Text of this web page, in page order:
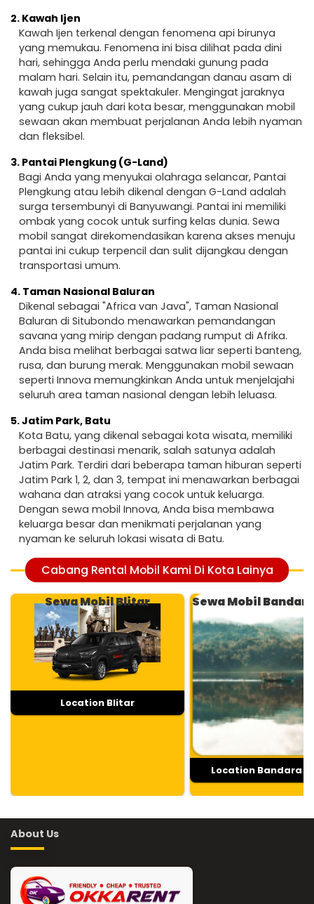
2. Kawah Ijen
Kawah Ijen terkenal dengan fenomena api birunya
yang memukau. Fenomena ini bisa dilihat pada dini
hari, sehingga Anda perlu mendaki gunung pada
malam hari. Selain itu, pemandangan danau asam di
kawah juga sangat spektakuler. Mengingat jaraknya
yang cukup jauh dari kota besar, menggunakan mobil
sewaan akan membuat perjalanan Anda lebih nyaman
dan fleksibel.
3. Pantai Plengkung (G-Land)
Bagi Anda yang menyukai olahraga selancar, Pantai
Plengkung atau lebih dikenal dengan G-Land adalah
surga tersembunyi di Banyuwangi. Pantai ini memiliki
ombak yang cocok untuk surfing kelas dunia. Sewa
mobil sangat direkomendasikan karena akses menuju
pantai ini cukup terpencil dan sulit dijangkau dengan
transportasi umum.
4. Taman Nasional Baluran
Dikenal sebagai "Africa van Java", Taman Nasional
Baluran di Situbondo menawarkan pemandangan
savana yang mirip dengan padang rumput di Afrika.
Anda bisa melihat berbagai satwa liar seperti banteng,
rusa, dan burung merak. Menggunakan mobil sewaan
seperti Innova memungkinkan Anda untuk menjelajahi
seluruh area taman nasional dengan lebih leluasa.
5.Jatim Park, Batu
Kota Batu, yang dikenal sebagai kota wisata, memiliki
berbagai destinasi menarik, salah satunya adalah
Jatim Park. Terdiri dari beberapa taman hiburan seperti
Jatim Park 1, 2, dan 3, tempat ini menawarkan berbagai
wahana dan atraksi yang cocok untuk keluarga.
Dengan sewa mobil Innova, Anda bisa membawa
keluarga besar dan menikmati perjalanan yang
nyaman ke seluruh lokasi wisata di Batu.
Cabang Rental Mobil Kami Di Kota Lainya
Sewa Mobil Blitar
Location Blitar
Sewa Mobil
Location Bandara
About Us